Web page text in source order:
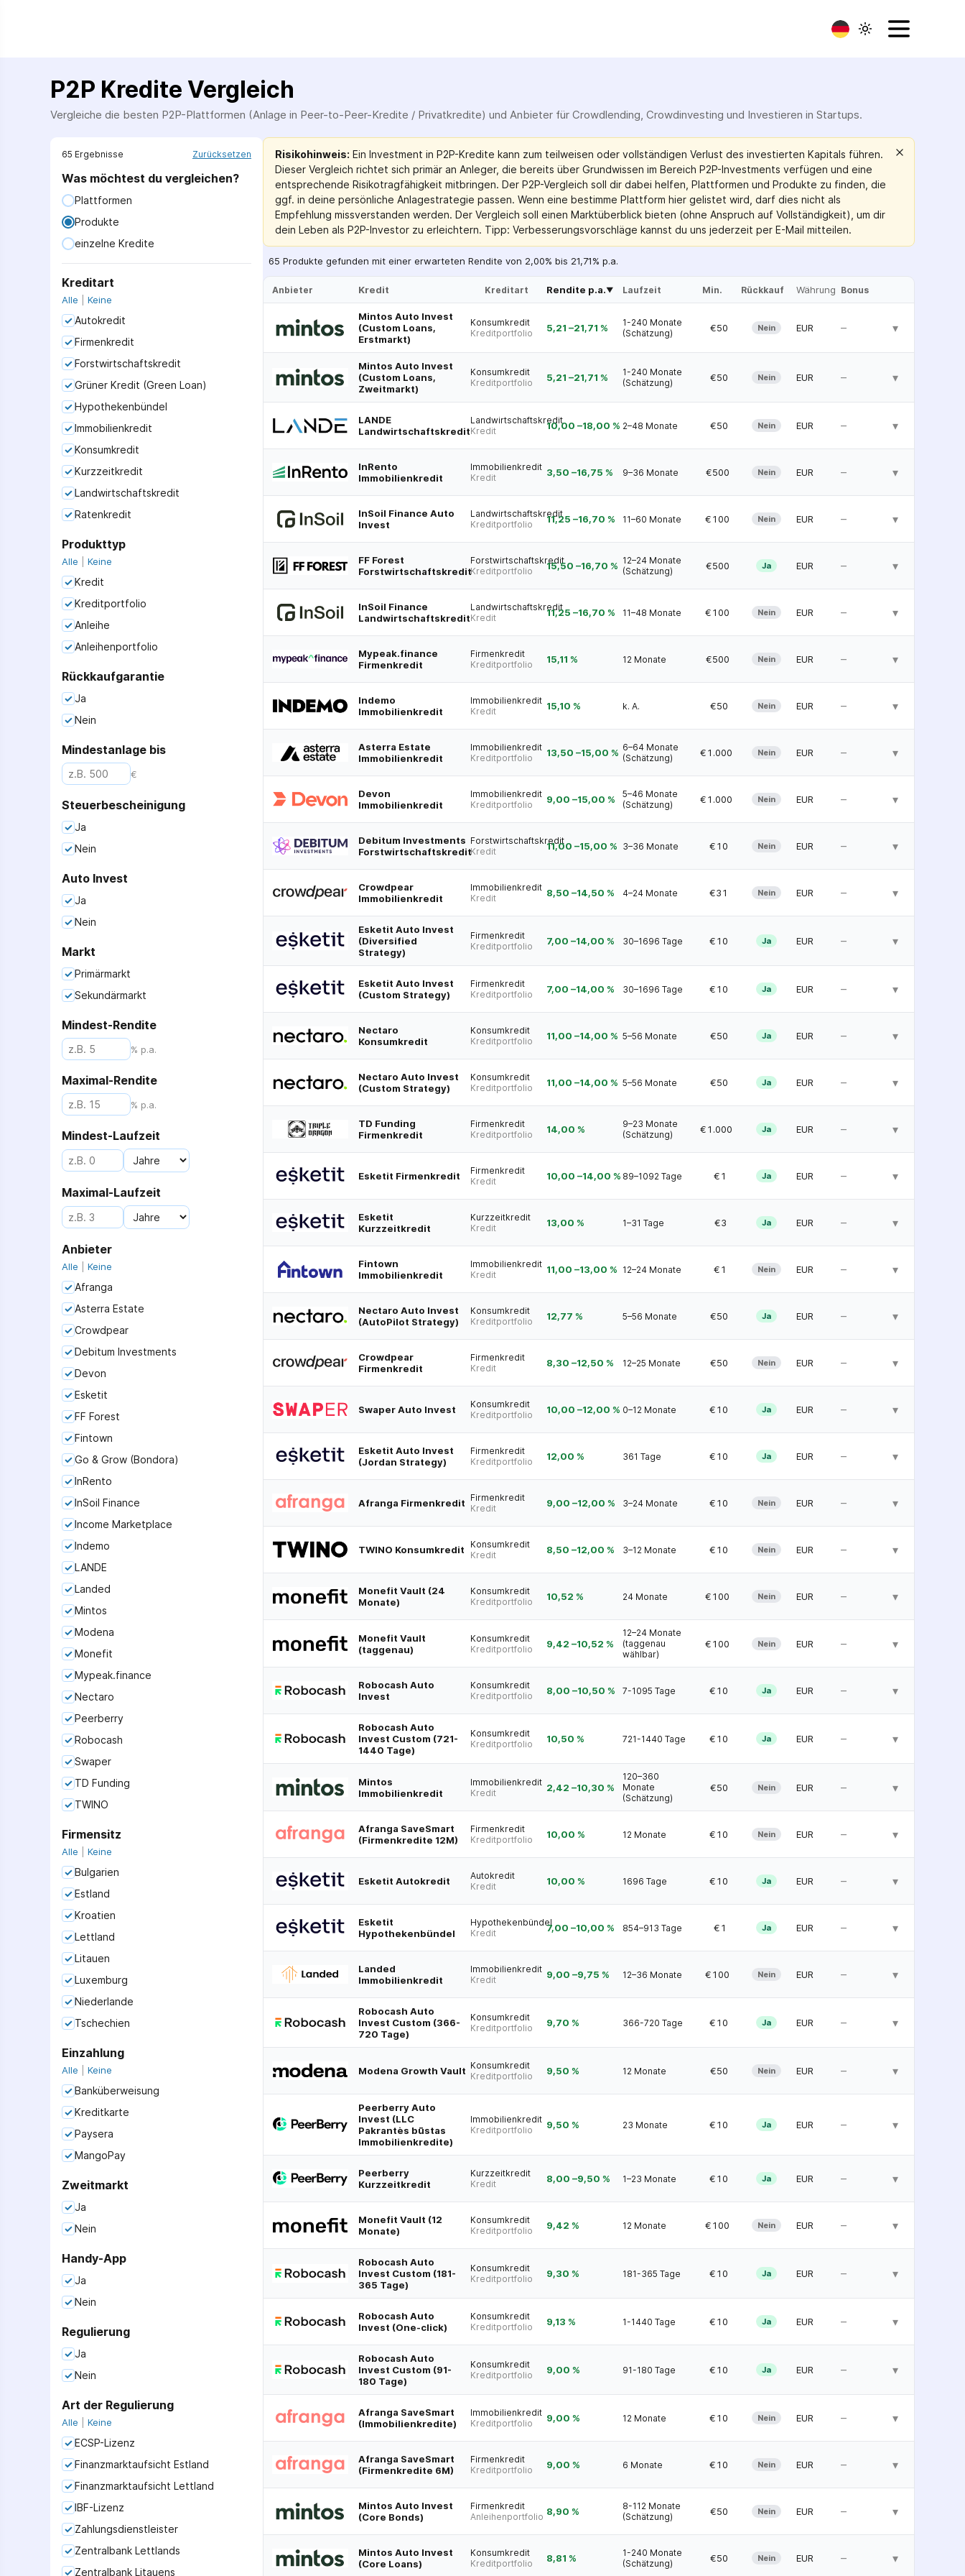
P2P Kredite Vergleich
Vergleiche die besten P2P-Plattformen (Anlage in Peer-to-Peer-Kredite / Privatkredite) und Anbieter für Crowdlending, Crowdinvesting und Investieren in Startups.
65 Ergebnisse Zurücksetzen
Was möchtest du vergleichen?
Plattformen
Produkte
einzelne Kredite
Kreditart
Alle Keine
Autokredit
Firmenkredit
Forstwirtschaftskredit
Grüner Kredit (Green Loan)
Hypothekenbündel
Immobilienkredit
Konsumkredit
Kurzzeitkredit
Landwirtschaftskredit
Ratenkredit
Produkttyp
Alle Keine
Kredit
Kreditportfolio
Anleihe
Anleihenportfolio
Rückkaufgarantie
Ja
Nein
Mindestanlage bis
€
Steuerbescheinigung
Ja
Nein
Auto Invest
Ja
Nein
Markt
Primärmarkt
Sekundärmarkt
Mindest-Rendite
% p.a.
Maximal-Rendite
% p.a.
Mindest-Laufzeit
Maximal-Laufzeit
Anbieter
Alle Keine
Afranga
Asterra Estate
Crowdpear
Debitum Investments
Devon
Esketit
FF Forest
Fintown
Go & Grow (Bondora)
InRento
InSoil Finance
Income Marketplace
Indemo
LANDE
Landed
Mintos
Modena
Monefit
Mypeak.finance
Nectaro
Peerberry
Robocash
Swaper
TD Funding
TWINO
Firmensitz
Alle Keine
Bulgarien
Estland
Kroatien
Lettland
Litauen
Luxemburg
Niederlande
Tschechien
Einzahlung
Alle Keine
Banküberweisung
Kreditkarte
Paysera
MangoPay
Zweitmarkt
Ja
Nein
Handy-App
Ja
Nein
Regulierung
Ja
Nein
Art der Regulierung
Alle Keine
ECSP-Lizenz
Finanzmarktaufsicht Estland
Finanzmarktaufsicht Lettland
IBF-Lizenz
Zahlungsdienstleister
Zentralbank Lettlands
Zentralbank Litauens
Risikohinweis: Ein Investment in P2P-Kredite kann zum teilweisen oder vollständigen Verlust des investierten Kapitals führen.
Dieser Vergleich richtet sich primär an Anleger, die bereits über Grundwissen im Bereich P2P-Investments verfügen und eine
entsprechende Risikotragfähigkeit mitbringen. Der P2P-Vergleich soll dir dabei helfen, Plattformen und Produkte zu finden, die
ggf. in deine persönliche Anlagestrategie passen. Wenn eine bestimme Plattform hier gelistet wird, darf dies nicht als
Empfehlung missverstanden werden. Der Vergleich soll einen Marktüberblick bieten (ohne Anspruch auf Vollständigkeit), um dir
dein Leben als P2P-Investor zu erleichtern. Tipp: Verbesserungsvorschläge kannst du uns jederzeit per E-Mail mitteilen.
65 Produkte gefunden mit einer erwarteten Rendite von 2,00% bis 21,71% p.a.
Anbieter Kredit Kreditart Rendite p.a.▼ Laufzeit Min. Rückkauf Währung Bonus
Mintos Auto Invest
(Custom Loans,
Erstmarkt)
Konsumkredit
Kreditportfolio
5,21 –21,71 %
1-240 Monate
(Schätzung)
€50 Nein EUR – ▾
Mintos Auto Invest
(Custom Loans,
Zweitmarkt)
Konsumkredit
Kreditportfolio
5,21 –21,71 %
1-240 Monate
(Schätzung)
€50 Nein EUR – ▾
LANDE
Landwirtschaftskredit
Landwirtschaftskredit
Kredit
10,00 –18,00 % 2–48 Monate €50 Nein EUR – ▾
InRento
Immobilienkredit
Immobilienkredit
Kredit
3,50 –16,75 % 9–36 Monate €500 Nein EUR – ▾
InSoil Finance Auto
Invest
Landwirtschaftskredit
Kreditportfolio
11,25 –16,70 % 11–60 Monate €100 Nein EUR – ▾
FF Forest
Forstwirtschaftskredit
Forstwirtschaftskredit
Kreditportfolio
15,50 –16,70 % 12–24 Monate
(Schätzung)
€500 Ja EUR – ▾
InSoil Finance
Landwirtschaftskredit
Landwirtschaftskredit
Kredit
11,25 –16,70 % 11–48 Monate €100 Nein EUR – ▾
Mypeak.finance
Firmenkredit
Firmenkredit
Kreditportfolio
15,11 % 12 Monate €500 Nein EUR – ▾
Indemo
Immobilienkredit
Immobilienkredit
Kredit
15,10 % k. A. €50 Nein EUR – ▾
Asterra Estate
Immobilienkredit
Immobilienkredit
Kreditportfolio
13,50 –15,00 % 6–64 Monate
(Schätzung)
€1.000 Nein EUR – ▾
Devon
Immobilienkredit
Immobilienkredit
Kreditportfolio
9,00 –15,00 %
5–46 Monate
(Schätzung)
€1.000 Nein EUR – ▾
Debitum Investments
Forstwirtschaftskredit
Forstwirtschaftskredit
Kredit
11,00 –15,00 % 3–36 Monate €10 Nein EUR – ▾
Crowdpear
Immobilienkredit
Immobilienkredit
Kredit
8,50 –14,50 % 4–24 Monate €31 Nein EUR – ▾
Esketit Auto Invest
(Diversified
Strategy)
Firmenkredit
Kreditportfolio
7,00 –14,00 % 30–1696 Tage €10 Ja EUR – ▾
Esketit Auto Invest
(Custom Strategy)
Firmenkredit
Kreditportfolio
7,00 –14,00 % 30–1696 Tage €10 Ja EUR – ▾
Nectaro
Konsumkredit
Konsumkredit
Kreditportfolio
11,00 –14,00 % 5–56 Monate €50 Ja EUR – ▾
Nectaro Auto Invest
(Custom Strategy)
Konsumkredit
Kreditportfolio
11,00 –14,00 % 5–56 Monate €50 Ja EUR – ▾
TD Funding
Firmenkredit
Firmenkredit
Kreditportfolio
14,00 %
9–23 Monate
(Schätzung)
€1.000 Ja EUR – ▾
Esketit Firmenkredit
Firmenkredit
Kredit
10,00 –14,00 % 89–1092 Tage €1 Ja EUR – ▾
Esketit
Kurzzeitkredit
Kurzzeitkredit
Kredit
13,00 % 1–31 Tage €3 Ja EUR – ▾
Fintown
Immobilienkredit
Immobilienkredit
Kredit
11,00 –13,00 % 12–24 Monate €1 Nein EUR – ▾
Nectaro Auto Invest
(AutoPilot Strategy)
Konsumkredit
Kreditportfolio
12,77 % 5–56 Monate €50 Ja EUR – ▾
Crowdpear
Firmenkredit
Firmenkredit
Kredit
8,30 –12,50 % 12–25 Monate €50 Nein EUR – ▾
Swaper Auto Invest
Konsumkredit
Kreditportfolio
10,00 –12,00 % 0–12 Monate €10 Ja EUR – ▾
Esketit Auto Invest
(Jordan Strategy)
Firmenkredit
Kreditportfolio
12,00 % 361 Tage €10 Ja EUR – ▾
Afranga Firmenkredit Firmenkredit
Kredit
9,00 –12,00 % 3–24 Monate €10 Nein EUR – ▾
TWINO Konsumkredit
Konsumkredit
Kredit
8,50 –12,00 % 3–12 Monate €10 Nein EUR – ▾
Monefit Vault (24
Monate)
Konsumkredit
Kreditportfolio
10,52 % 24 Monate €100 Nein EUR – ▾
Monefit Vault
(taggenau)
Konsumkredit
Kreditportfolio
9,42 –10,52 %
12–24 Monate
(taggenau
wählbar)
€100 Nein EUR – ▾
Robocash Auto
Invest
Konsumkredit
Kreditportfolio
8,00 –10,50 % 7-1095 Tage €10 Ja EUR – ▾
Robocash Auto
Invest Custom (721-
1440 Tage)
Konsumkredit
Kreditportfolio
10,50 % 721-1440 Tage €10 Ja EUR – ▾
Mintos
Immobilienkredit
Immobilienkredit
Kredit
2,42 –10,30 %
120–360
Monate
(Schätzung)
€50 Nein EUR – ▾
Afranga SaveSmart
(Firmenkredite 12M)
Firmenkredit
Kreditportfolio
10,00 % 12 Monate €10 Nein EUR – ▾
Esketit Autokredit
Autokredit
Kredit
10,00 % 1696 Tage €10 Ja EUR – ▾
Esketit
Hypothekenbündel
Hypothekenbündel
Kredit
7,00 –10,00 % 854–913 Tage €1 Ja EUR – ▾
Landed
Immobilienkredit
Immobilienkredit
Kredit
9,00 –9,75 % 12–36 Monate €100 Nein EUR – ▾
Robocash Auto
Invest Custom (366-
720 Tage)
Konsumkredit
Kreditportfolio
9,70 % 366-720 Tage €10 Ja EUR – ▾
Modena Growth Vault Konsumkredit
Kreditportfolio
9,50 % 12 Monate €50 Nein EUR – ▾
Peerberry Auto
Invest (LLC
Pakrantės būstas
Immobilienkredite)
Immobilienkredit
Kreditportfolio
9,50 % 23 Monate €10 Ja EUR – ▾
Peerberry
Kurzzeitkredit
Kurzzeitkredit
Kredit
8,00 –9,50 % 1–23 Monate €10 Ja EUR – ▾
Monefit Vault (12
Monate)
Konsumkredit
Kreditportfolio
9,42 % 12 Monate €100 Nein EUR – ▾
Robocash Auto
Invest Custom (181-
365 Tage)
Konsumkredit
Kreditportfolio
9,30 % 181-365 Tage €10 Ja EUR – ▾
Robocash Auto
Invest (One-click)
Konsumkredit
Kreditportfolio
9,13 % 1-1440 Tage €10 Ja EUR – ▾
Robocash Auto
Invest Custom (91-
180 Tage)
Konsumkredit
Kreditportfolio
9,00 % 91-180 Tage €10 Ja EUR – ▾
Afranga SaveSmart
(Immobilienkredite)
Immobilienkredit
Kreditportfolio
9,00 % 12 Monate €10 Nein EUR – ▾
Afranga SaveSmart
(Firmenkredite 6M)
Firmenkredit
Kreditportfolio
9,00 % 6 Monate €10 Nein EUR – ▾
Mintos Auto Invest
(Core Bonds)
Firmenkredit
Anleihenportfolio 8,90 %
8-112 Monate
(Schätzung)
€50 Nein EUR – ▾
Mintos Auto Invest
(Core Loans)
Konsumkredit
Kreditportfolio
8,81 %
1-240 Monate
(Schätzung)
€50 Nein EUR – ▾